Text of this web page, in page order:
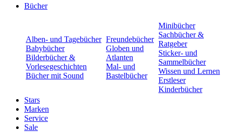
Bücher
Alben- und Tagebücher
Babybücher
Bilderbücher &
Vorlesegeschichten
Bücher mit Sound
Freundebücher
Globen und
Atlanten
Mal- und
Bastelbücher
Minibücher
Sachbücher &
Ratgeber
Sticker- und
Sammelbücher
Wissen und Lernen
Erstleser
Kinderbücher
Stars
Marken
Service
Sale